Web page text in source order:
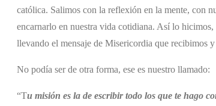
católica. Salimos con la reflexión en la mente, con
encarnarlo en nuestra vida cotidiana. Así lo
llevando el mensaje de Misericordia que recibimos
No podía ser de otra forma, ese es nuestro llamado:
“Tu misión es la de escribir todo los que te hago